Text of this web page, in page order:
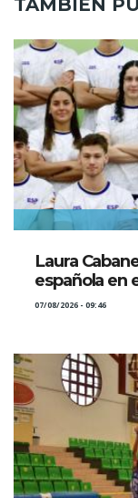
TAMBIÉN
Laura
española en
07/08/2026 - 09:46